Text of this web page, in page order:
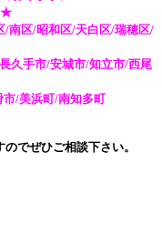
★
/南区/昭和区/天白区/瑞穂区/
久手市/安城市/知立市/西尾
/美浜町/南知多町
でぜひご相談下さい。